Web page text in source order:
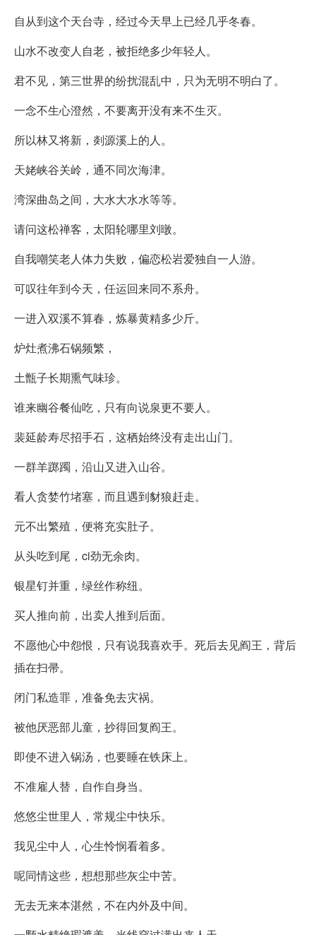
自从到这个天台寺，经过今天早上已经几乎冬春。
山水不改变人自老，被拒绝多少年轻人。
君不见，第三世界的纷扰混乱中，只为无明不明白了。
一念不生心澄然，不要离开没有来不生灭。
所以林又将新，剡源溪上的人。
天姥峡谷关岭，通不同次海津。
湾深曲岛之间，大水大水水等等。
请问这松禅客，太阳轮哪里刘暾。
自我嘲笑老人体力失败，偏恋松岩爱独自一人游。
可叹往年到今天，任运回来同不系舟。
一进入双溪不算春，炼暴黄精多少斤。
炉灶煮沸石锅频繁，
土甑子长期熏气味珍。
谁来幽谷餐仙吃，只有向说泉更不要人。
裴延龄寿尽招手石，这栖始终没有走出山门。
一群羊踯躅，沿山又进入山谷。
看人贪婪竹堵塞，而且遇到豺狼赶走。
元不出繁殖，便将充实肚子。
从头吃到尾，ci劲无余肉。
银星钉并重，绿丝作称纽。
买人推向前，出卖人推到后面。
不愿他心中怨恨，只有说我喜欢手。死后去见阎王，背后
插在扫帚。
闭门私造罪，准备免去灾祸。
被他厌恶部儿童，抄得回复阎王。
即使不进入锅汤，也要睡在铁床上。
不准雇人替，自作自身当。
悠悠尘世里人，常规尘中快乐。
我见尘中人，心生怜悯看着多。
呢同情这些，想想那些灰尘中苦。
无去无来本湛然，不在内外及中间。